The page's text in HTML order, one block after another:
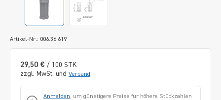
Artikel-Nr.: 006.36.619
29,50 € / 100 STK
zzgl. MwSt. und Versand
Anmelden, um günstigere Preise für höhere Stückzahlen